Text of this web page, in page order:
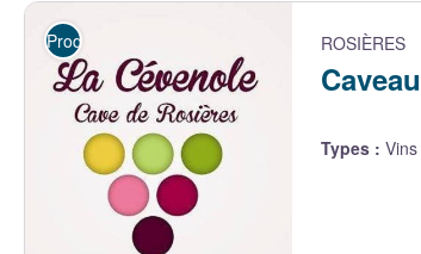
Producteurs ROSIÈRES
Types :